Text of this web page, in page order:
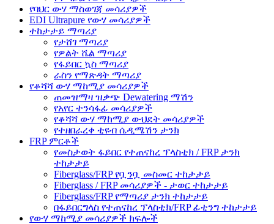
የባህር ውሃ ማስወገጃ መሳሪያዎች
EDI Ultrapure የውሃ መሳሪያዎች
ተከታታይ ማጣሪያ
የታሸገ ማጣሪያ
የዎልት ሼል ማጣሪያ
የፋይበር ኳስ ማጣሪያ
ራስን የማጽዳት ማጣሪያ
የቆሻሻ ውሃ ማከሚያ መሳሪያዎች
ጠመዝማዛ ዝቃጭ Dewatering ማሽን
የአየር ተንሳፋፊ መሳሪያዎች
የቆሻሻ ውሃ ማከሚያ ውህደት መሳሪያዎች
የተዘበራረቀ ቲዩብ ሴዲሜሽን ታንክ
FRP ምርቶች
የመስታወት ፋይበር የተጠናከረ ፕላስቲክ / FRP ታንክ
ተከታታይ
Fiberglass/FRP የቧንቧ መስመር ተከታታይ
Fiberglass / FRP መሳሪያዎች - ታወር ​​ተከታታይ
Fiberglass/FRP የማጣሪያ ታንክ ተከታታይ
በፋይበርግላስ የተጠናከረ ፕላስቲክ/FRP ፊቲንግ ተከታታይ
የውሃ ማከሚያ መሳሪያዎች ክፍሎች